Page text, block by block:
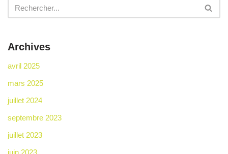
Archives
avril 2025
mars 2025
juillet 2024
septembre 2023
juillet 2023
juin 2023